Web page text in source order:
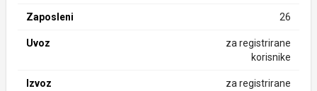
Zaposleni 26
Uvoz
za registrirane
korisnike
Izvoz
za registrirane